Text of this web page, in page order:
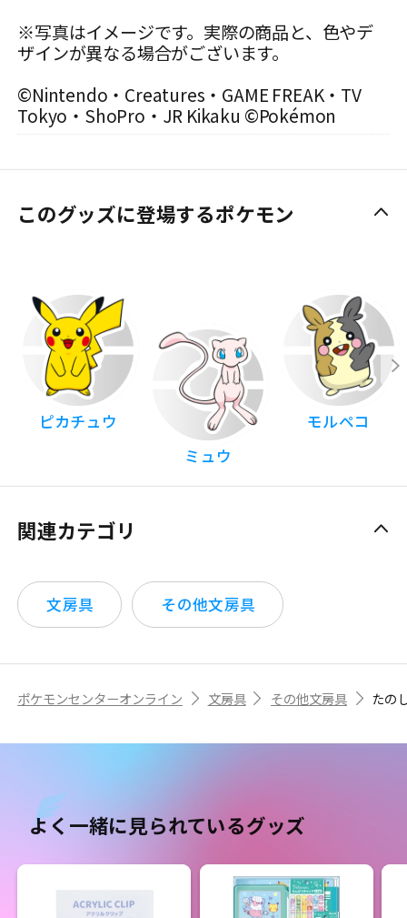
※写真はイメージです。実際の商品と、色やデ
ザインが異なる場合がございます。
©Nintendo・Creatures・GAME FREAK・TV
Tokyo・ShoPro・JR Kikaku ©Pokémon
このグッズに登場するポケモン
ピカチュウ
ミュウ
モルペコ
関連カテゴリ
文房具 その他文房具
ポケモンセンターオンライン 文房具 その他文房具 たの
よく一緒に見られているグッズ